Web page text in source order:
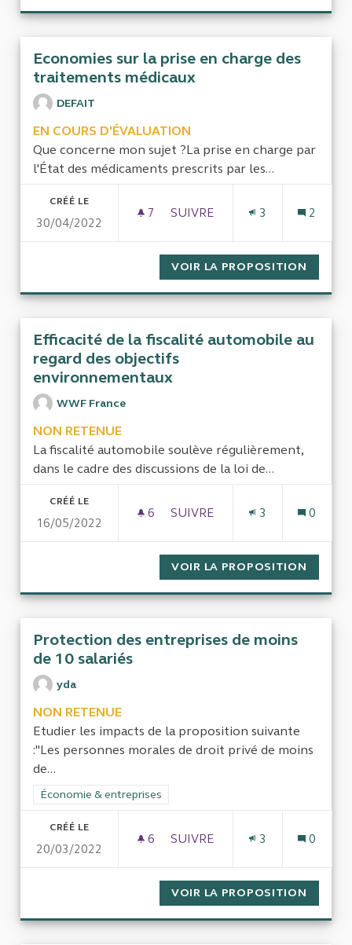
Economies sur la prise en charge des
traitements médicaux
DEFAIT
EN COURS D'ÉVALUATION
Que concerne mon sujet ?La prise en charge par
l'État des médicaments prescrits par les...
CRÉÉ LE
30/04/2022
7 7 ABONNÉS
SUIVRE
3 2
VOIR LA PROPOSITION
Efficacité de la fiscalité automobile au
regard des objectifs
environnementaux
WWF France
NON RETENUE
La fiscalité automobile soulève régulièrement,
dans le cadre des discussions de la loi de...
CRÉÉ LE
16/05/2022
6 6 ABONNÉS
SUIVRE
3 0
VOIR LA PROPOSITION
Protection des entreprises de moins
de 10 salariés
yda
NON RETENUE
Etudier les impacts de la proposition suivante
:"Les personnes morales de droit privé de moins
de...
Filtrer les résultats de la catégorie : Économie & entreprises
Économie & entreprises
CRÉÉ LE
20/03/2022
6 6 ABONNÉS
SUIVRE
3 0
VOIR LA PROPOSITION